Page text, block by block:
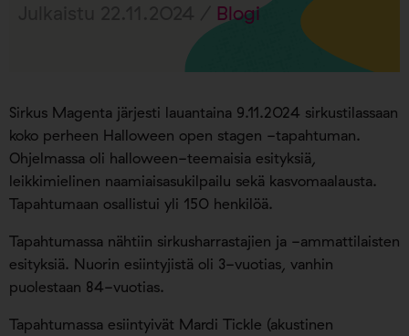
Blogi
Sirkus Magenta järjesti lauantaina 9.11.2024 sirkustilassaan
koko perheen Halloween open stagen -tapahtuman.
Ohjelmassa oli halloween-teemaisia esityksiä,
leikkimielinen naamiaisasukilpailu sekä kasvomaalausta.
Tapahtumaan osallistui yli 150 henkilöä.
Tapahtumassa nähtiin sirkusharrastajien ja -ammattilaisten
esityksiä. Nuorin esiintyjistä oli 3-vuotias, vanhin
puolestaan 84-vuotias.
Tapahtumassa esiintyivät Mardi Tickle (akustinen